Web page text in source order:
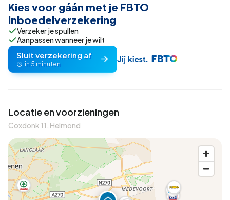
Kies voor gáán met je FBTO
Inboedelverzekering
Verzeker je spullen
Aanpassen wanneer je wilt
Sluit verzekering af
in 5 minuten
Locatie en voorzieningen
Coxdonk 11, Helmond